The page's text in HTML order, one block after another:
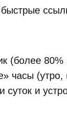
(более 80%
часы (утро,
суток и